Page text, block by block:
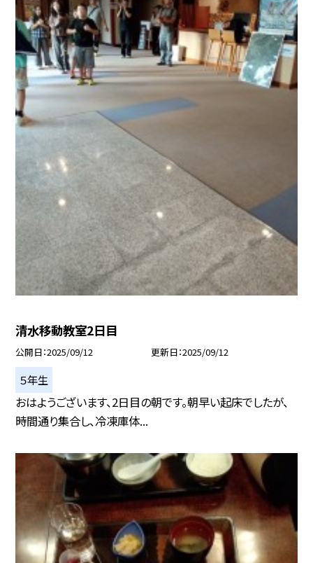
清水移動教室2日目
公開日 2025/09/12 更新日 2025/09/12
５年生
おはようございます、2日目の朝です。朝早い起床でしたが、
時間通り集合し、冷凍庫体...